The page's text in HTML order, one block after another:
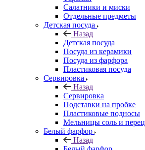
Салатники и миски
Отдельные предметы
Детская посуда
Назад
Детская посуда
Посуда из керамики
Посуда из фарфора
Пластиковая посуда
Сервировка
Назад
Сервировка
Подставки на пробке
Пластиковые подносы
Мельницы соль и перец
Белый фарфор
Назад